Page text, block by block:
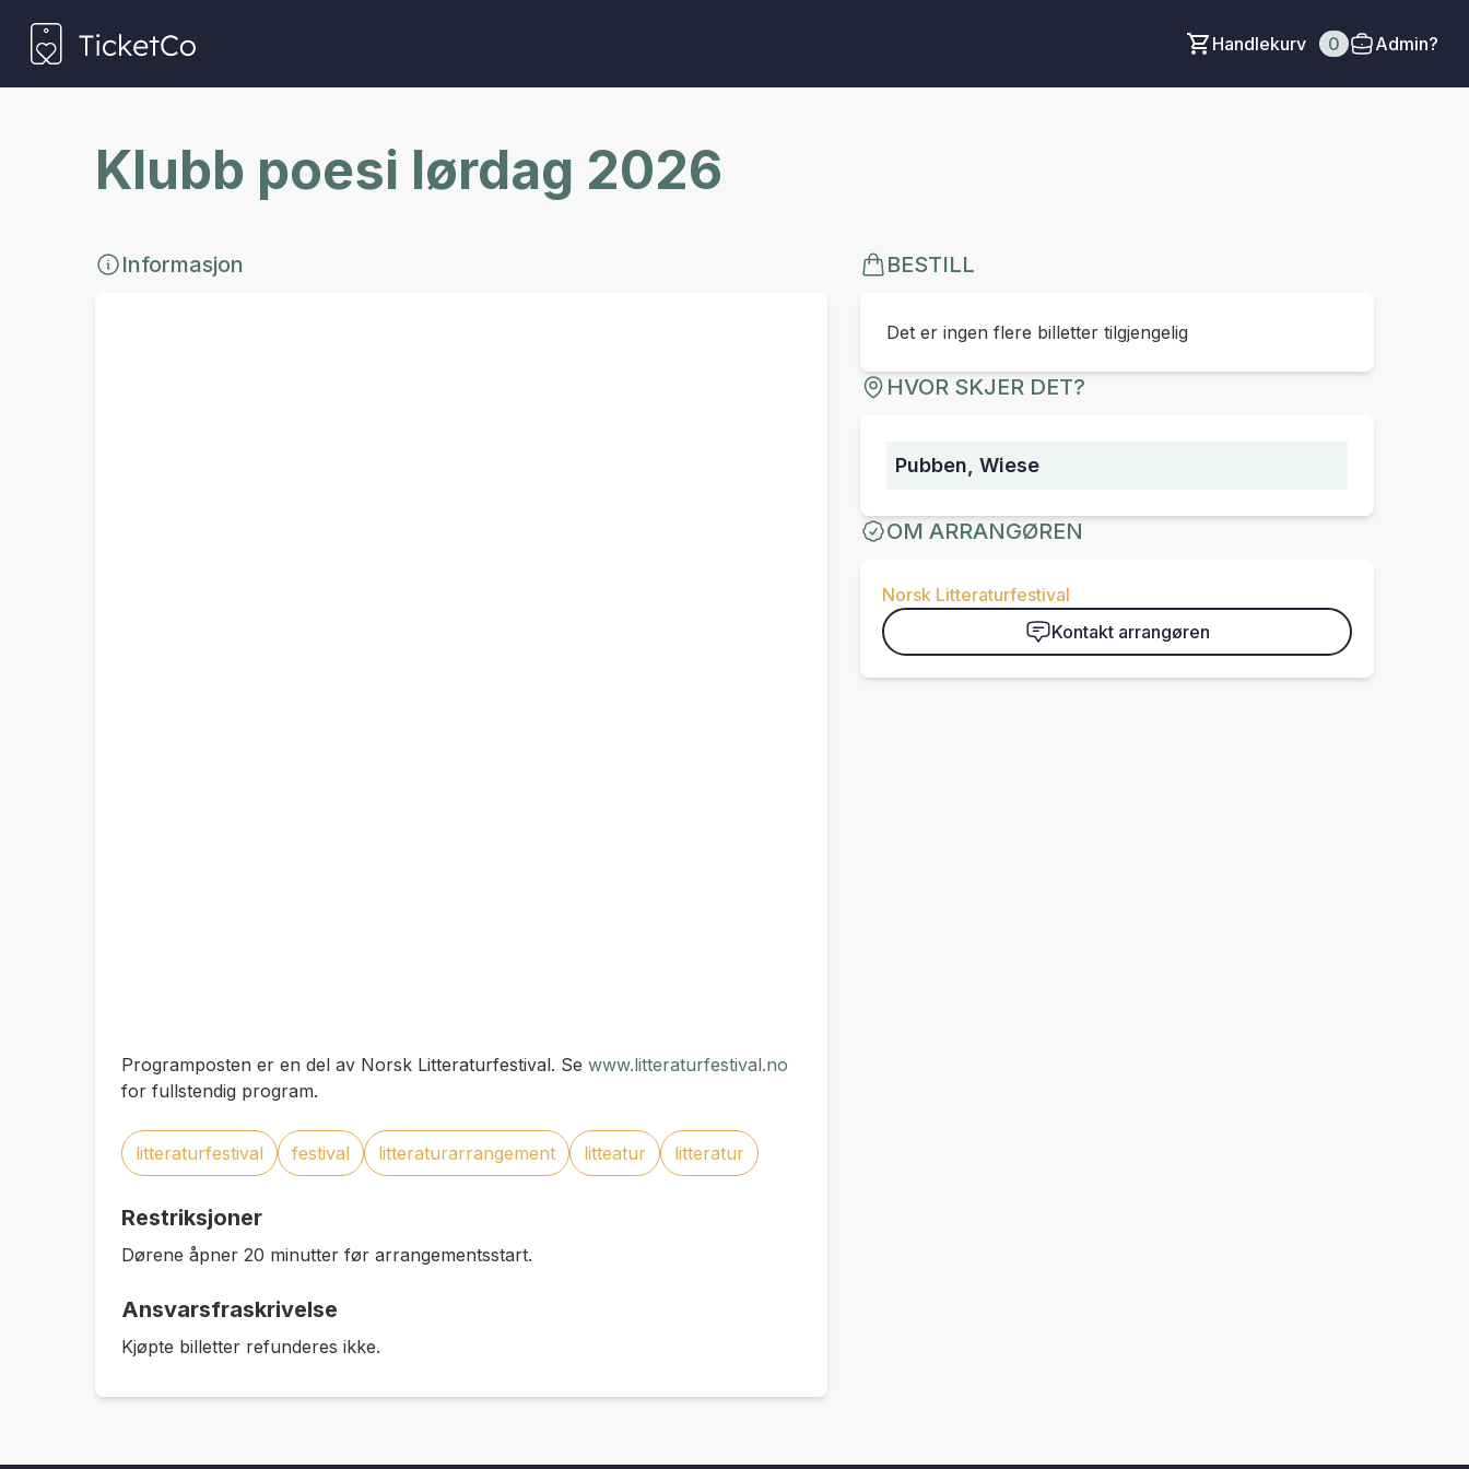
Handlekurv 0 Admin?
Klubb poesi lørdag 2026
Informasjon
Programposten er en del av Norsk Litteraturfestival. Se www.litteraturfestival.no
for fullstendig program.
litteraturfestival festival litteraturarrangement litteatur litteratur
Restriksjoner
Dørene åpner 20 minutter før arrangementsstart.
Ansvarsfraskrivelse
Kjøpte billetter refunderes ikke.
BESTILL
Det er ingen flere billetter tilgjengelig
HVOR SKJER DET?
Pubben, Wiese
OM ARRANGØREN
Norsk Litteraturfestival
Kontakt arrangøren